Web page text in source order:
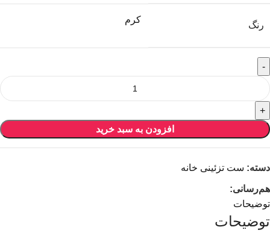
رنگ
کرم
افزودن به سبد خرید
دسته: ست تزئینی خانه
هم‌رسانی:
توضیحات
توضیحات